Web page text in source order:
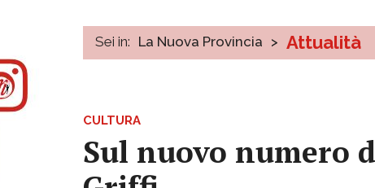
Sei in: La Nuova Provincia > Attualità
CULTURA
Sul nuovo numero